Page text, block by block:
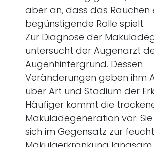
aber an, dass das Rauchen
begünstigende Rolle spielt.
Zur Diagnose der
untersucht der Augenarzt
Augenhintergrund. Dessen
Veränderungen geben ihm
über Art und Stadium der
Häufiger kommt die
Makuladegeneration vor.
sich im Gegensatz zur